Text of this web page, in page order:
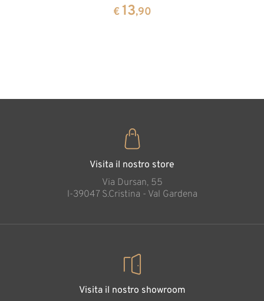
€ 13,90
Visita il nostro store
Via Dursan, 55
l-39047 S.Cristina - Val Gardena
Visita il nostro showroom